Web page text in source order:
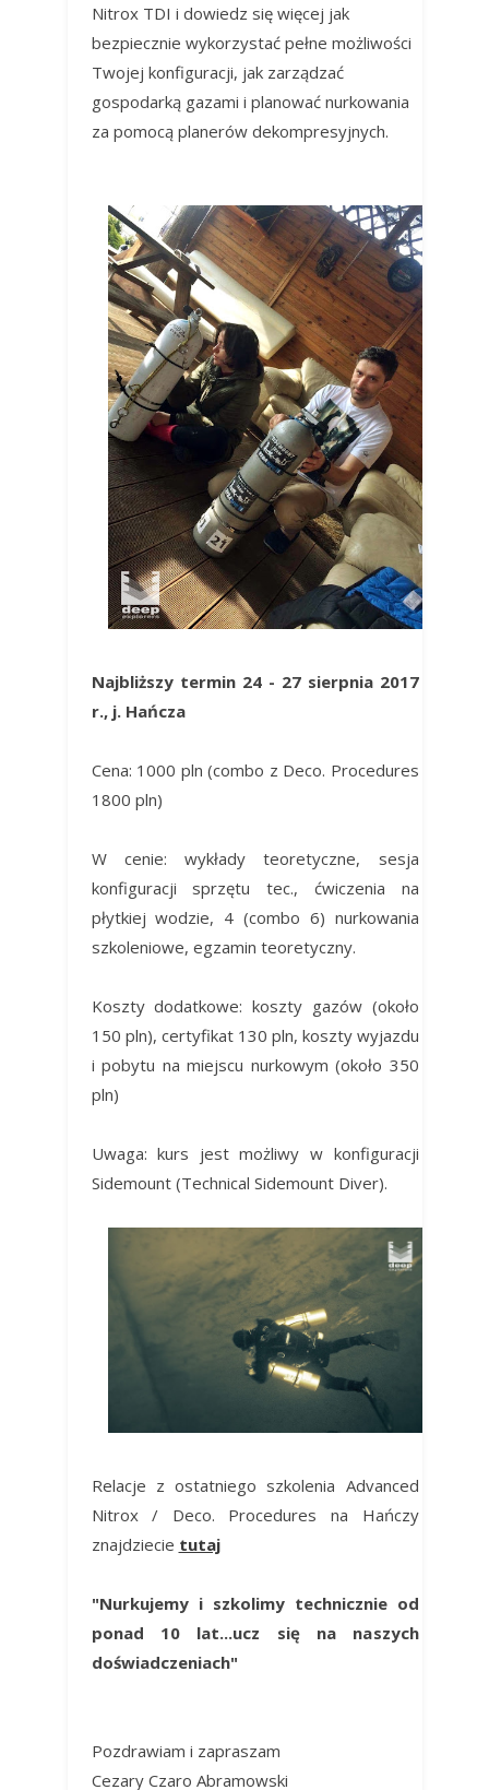
Nitrox TDI i dowiedz się więcej jak
bezpiecznie wykorzystać pełne możliwości
Twojej konfiguracji, jak zarządzać
gospodarką gazami i planować nurkowania
za pomocą planerów dekompresyjnych.
Najbliższy termin 24 - 27 sierpnia 2017
r., j. Hańcza
Cena: 1000 pln (combo z Deco. Procedures
1800 pln)
W cenie: wykłady teoretyczne, sesja
konfiguracji sprzętu tec., ćwiczenia na
płytkiej wodzie, 4 (combo 6) nurkowania
szkoleniowe, egzamin teoretyczny.
Koszty dodatkowe: koszty gazów (około
150 pln), certyfikat 130 pln, koszty wyjazdu
i pobytu na miejscu nurkowym (około 350
pln)
Uwaga: kurs jest możliwy w konfiguracji
Sidemount (Technical Sidemount Diver).
Relacje z ostatniego szkolenia Advanced
Nitrox / Deco. Procedures na Hańczy
znajdziecie tutaj
"Nurkujemy i szkolimy technicznie od
ponad 10 lat...ucz się na naszych
doświadczeniach"
Pozdrawiam i zapraszam
Cezary Czaro Abramowski